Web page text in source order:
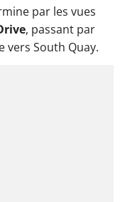
par les vues
, passant par
vers South Quay.